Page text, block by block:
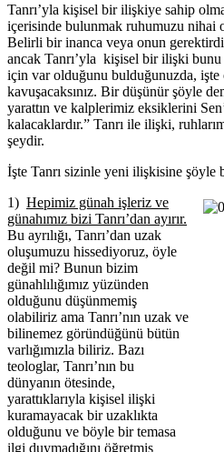
Tanrı’yla kişisel bir ilişkiye sahip
içerisinde bulunmak ruhumuzu nihai
Belirli bir inanca veya onun
ancak Tanrı’yla kişisel bir ilişki
için var olduğunu bulduğunuzda, işte
kavuşacaksınız. Bir düşünür şöyle
yarattın ve kalplerimiz eksiklerini
kalacaklardır.” Tanrı ile ilişki,
şeydir.
İşte Tanrı sizinle yeni ilişkisine şöyle
1) Hepimiz günah işleriz ve
günahımız bizi Tanrı’dan ayırır.
Bu ayrılığı, Tanrı’dan uzak
oluşumuzu hissediyoruz, öyle
değil mi? Bunun bizim
günahlılığımız yüzünden
olduğunu düşünmemiş
olabiliriz ama Tanrı’nın uzak ve
bilinemez göründüğünü bütün
varlığımızla biliriz. Bazı
teologlar, Tanrı’nın bu
dünyanın ötesinde,
yarattıklarıyla kişisel ilişki
kuramayacak bir uzaklıkta
olduğunu ve böyle bir temasa
ilgi duymadığını öğretmiş